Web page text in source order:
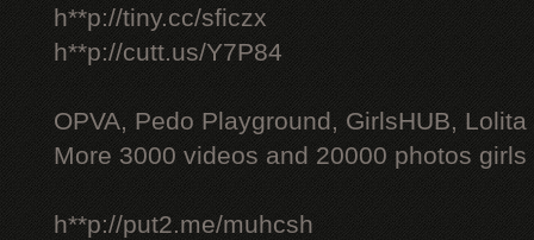
h**p://tiny.cc/sficzx
h**p://cutt.us/Y7P84
OPVA, Pedo Playground, GirlsHUB, Lolita
More 3000 videos and 20000 photos
h**p://put2.me/muhcsh